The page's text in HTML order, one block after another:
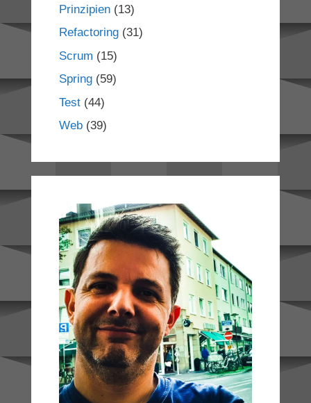
Prinzipien(13)
Refactoring(31)
Scrum (15)
Spring(59)
Test(44)
Web(39)